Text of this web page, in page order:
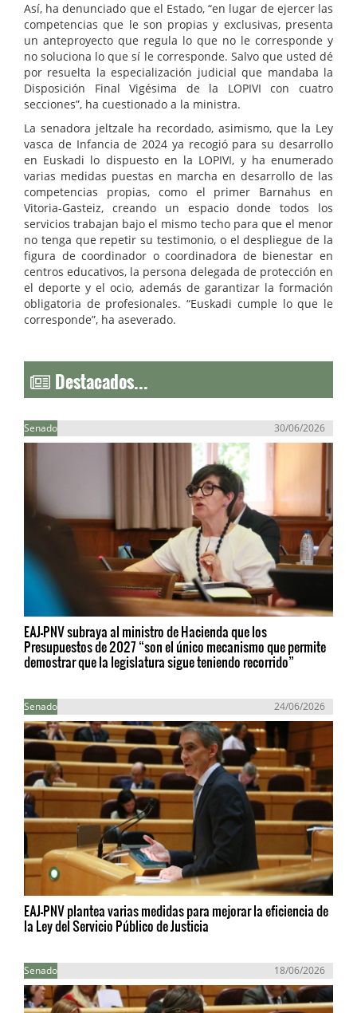
Así, ha denunciado que el Estado, “en lugar de ejercer las
competencias que le son propias y exclusivas, presenta
un anteproyecto que regula lo que no le corresponde y
no soluciona lo que sí le corresponde. Salvo que usted dé
por resuelta la especialización judicial que mandaba la
Disposición Final Vigésima de la LOPIVI con cuatro
secciones”, ha cuestionado a la ministra.
La senadora jeltzale ha recordado, asimismo, que la Ley
vasca de Infancia de 2024 ya recogió para su desarrollo
en Euskadi lo dispuesto en la LOPIVI, y ha enumerado
varias medidas puestas en marcha en desarrollo de las
competencias propias, como el primer Barnahus en
Vitoria-Gasteiz, creando un espacio donde todos los
servicios trabajan bajo el mismo techo para que el menor
no tenga que repetir su testimonio, o el despliegue de la
figura de coordinador o coordinadora de bienestar en
centros educativos, la persona delegada de protección en
el deporte y el ocio, además de garantizar la formación
obligatoria de profesionales. “Euskadi cumple lo que le
corresponde”, ha aseverado.
Destacados...
Senado 30/06/2026
EAJ-PNV subraya al ministro de Hacienda que los
Presupuestos de 2027 “son el único mecanismo que permite
demostrar que la legislatura sigue teniendo recorrido”
Senado 24/06/2026
EAJ-PNV plantea varias medidas para mejorar la eficiencia de
la Ley del Servicio Público de Justicia
Senado 18/06/2026